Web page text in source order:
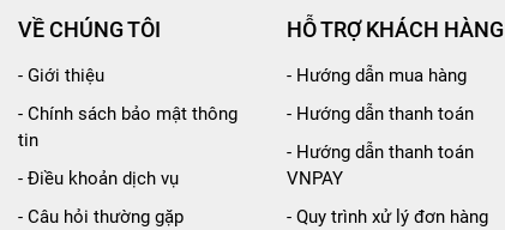
VỀ CHÚNG TÔI
- Giới thiệu
- Chính sách bảo mật thông
tin
- Điều khoản dịch vụ
- Câu hỏi thường gặp
HỖ TRỢ KHÁCH HÀNG
- Hướng dẫn mua hàng
- Hướng dẫn thanh toán
- Hướng dẫn thanh toán
VNPAY
- Quy trình xử lý đơn hàng